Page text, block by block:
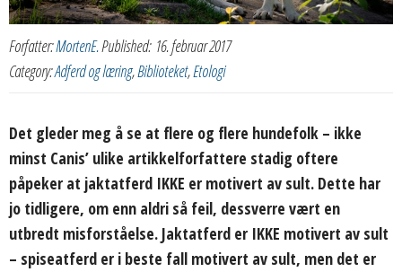
Forfatter:MortenE.Published: 16. februar 2017
Category:Adferd og læring,Biblioteket,Etologi
Det gleder meg å se at flere og flere hundefolk – ikke
minst Canis’ ulike artikkelforfattere stadig oftere
påpeker at jaktatferd IKKE er motivert av sult. Dette har
jo tidligere, om enn aldri så feil, dessverre vært en
utbredt misforståelse. Jaktatferd er IKKE motivert av sult
– spiseatferd er i beste fall motivert av sult, men det er